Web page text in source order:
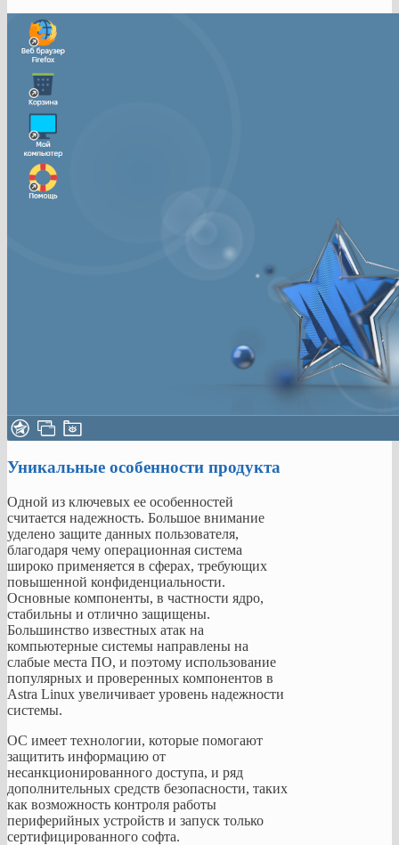
Уникальные особенности продукта
Одной из ключевых ее особенностей
считается надежность. Большое внимание
уделено защите данных пользователя,
благодаря чему операционная система
широко применяется в сферах, требующих
повышенной конфиденциальности.
Основные компоненты, в частности ядро,
стабильны и отлично защищены.
Большинство известных атак на
компьютерные системы направлены на
слабые места ПО, и поэтому использование
популярных и проверенных компонентов в
Astra Linux увеличивает уровень надежности
системы.
ОС имеет технологии, которые помогают
защитить информацию от
несанкционированного доступа, и ряд
дополнительных средств безопасности, таких
как возможность контроля работы
периферийных устройств и запуск только
сертифицированного софта.
Одной
ключевых
особенностей
считается
Большое
внимание
уделено
защите
данных
компоненты,
частности
ядро,
отлично
защищены.
Большинство
известных
атак
на
компьютерные
системы
направлены
на
слабые
места
ПО,
поэтому
использование
популярных
проверенных
компонентов